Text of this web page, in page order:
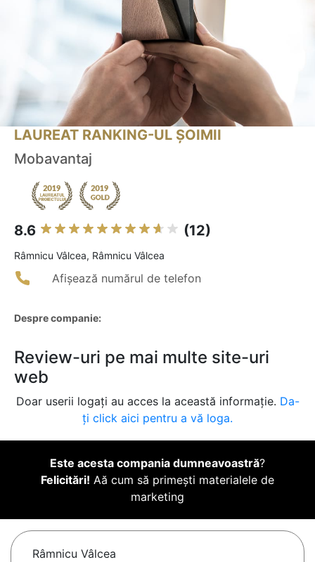
LAUREAT RANKING-UL ȘOIMII
Mobavantaj
8.6 (12)
Râmnicu Vâlcea, Râmnicu Vâlcea
Afișează numărul de telefon
Despre companie:
Review-uri pe mai multe site-uri
web
Doar userii logați au acces la această informație. Da-
ți click aici pentru a vă loga.
Este acesta compania dumneavoastră?
Felicitări! Aă cum să primești materialele de
marketing
Râmnicu Vâlcea